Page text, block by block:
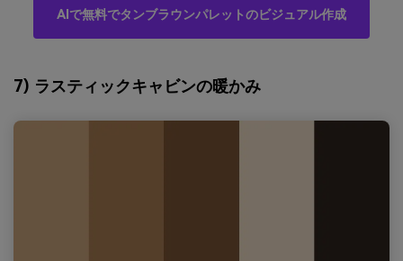
AIで無料でタンブラウンパレットのビジュアル作成
7) ラスティックキャビンの暖かみ